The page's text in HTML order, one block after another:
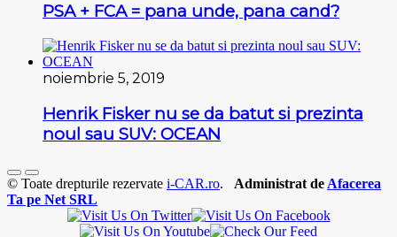
PSA + FCA = pana unde, pana cand?
noiembrie 5, 2019
Henrik Fisker nu se da batut si prezinta
noul sau SUV: OCEAN
© Toate drepturile rezervate i-CAR.ro. Administrat de Afacerea
Ta pe Net SRL